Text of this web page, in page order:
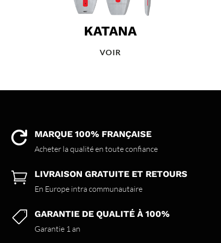
KATANA
VOIR
 MARQUE 100% FRANÇAISE
Acheter la qualité en toute confiance
 LIVRAISON GRATUITE ET RETOURS
En Europe intra communautaire
 GARANTIE DE QUALITÉ À 100%
Garantie 1 an